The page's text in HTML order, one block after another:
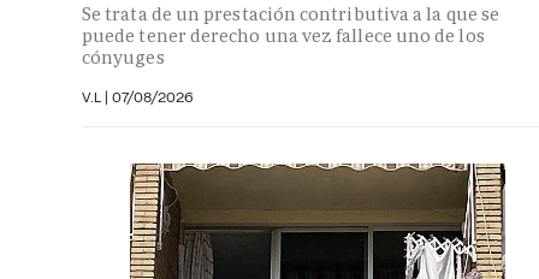
Se trata de un prestación contributiva a la que se
puede tener derecho una vez fallece uno de los
cónyuges
V.L | 07/08/2026